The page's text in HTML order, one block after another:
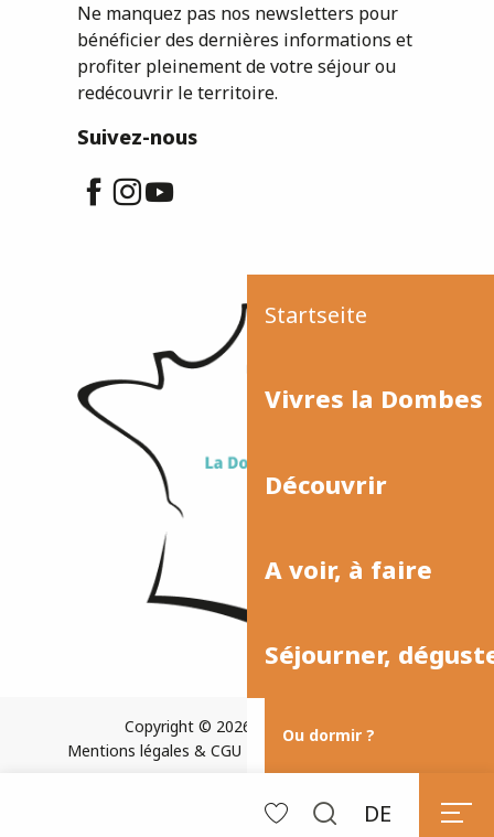
Startseite
Vivres la Dombes
Découvrir
A voir, à faire
Séjourner,
Ou dormir ?
DE
Ne manquez pas nos newsletters pour
bénéficier des dernières informations et
profiter pleinement de votre séjour ou
redécouvrir le territoire.
Suivez-nous
Copyright © 2026
Plan du site
Mentions légales & CGU